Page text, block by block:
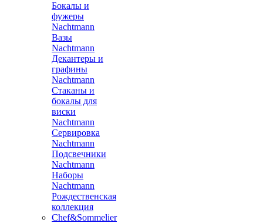
Бокалы и
фужеры
Nachtmann
Вазы
Nachtmann
Декантеры и
графины
Nachtmann
Стаканы и
бокалы для
виски
Nachtmann
Сервировка
Nachtmann
Подсвечники
Nachtmann
Наборы
Nachtmann
Рождественская
коллекция
Chef&Sommelier